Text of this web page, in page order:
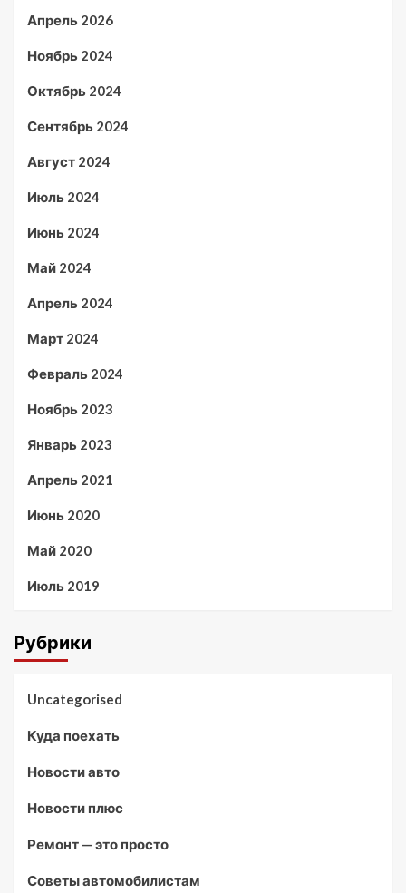
Апрель 2026
Ноябрь 2024
Октябрь 2024
Сентябрь 2024
Август 2024
Июль 2024
Июнь 2024
Май 2024
Апрель 2024
Март 2024
Февраль 2024
Ноябрь 2023
Январь 2023
Апрель 2021
Июнь 2020
Май 2020
Июль 2019
Рубрики
Uncategorised
Куда поехать
Новости авто
Новости плюс
Ремонт — это просто
Советы автомобилистам